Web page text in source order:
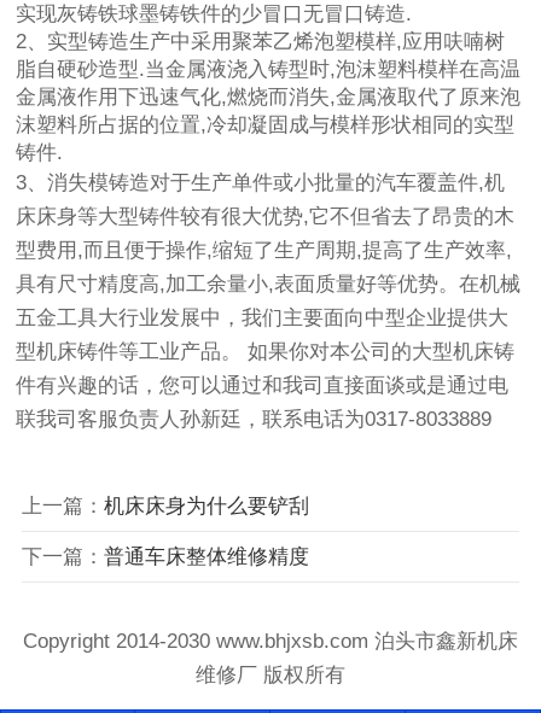
实现灰铸铁球墨铸铁件的少冒口无冒口铸造.
2、实型铸造生产中采用聚苯乙烯泡塑模样,应用呋喃树
脂自硬砂造型.当金属液浇入铸型时,泡沫塑料模样在高温
金属液作用下迅速气化,燃烧而消失,金属液取代了原来泡
沫塑料所占据的位置,冷却凝固成与模样形状相同的实型
铸件.
3、消失模铸造对于生产单件或小批量的汽车覆盖件,机
床床身等大型铸件较有很大优势,它不但省去了昂贵的木
型费用,而且便于操作,缩短了生产周期,提高了生产效率,
具有尺寸精度高,加工余量小,表面质量好等优势。在机械
五金工具大行业发展中，我们主要面向中型企业提供大
型机床铸件等工业产品。 如果你对本公司的大型机床铸
件有兴趣的话，您可以通过和我司直接面谈或是通过电
联我司客服负责人孙新廷，联系电话为0317-8033889
上一篇： 机床床身为什么要铲刮
下一篇： 普通车床整体维修精度
Copyright 2014-2030 www.bhjxsb.com 泊头市鑫新机床
维修厂 版权所有